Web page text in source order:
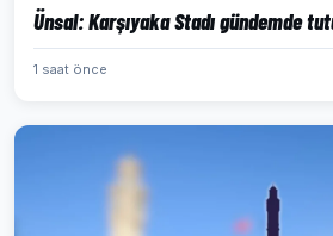
Ünsal: Karşıyaka Stadı gündemde
1 saat önce